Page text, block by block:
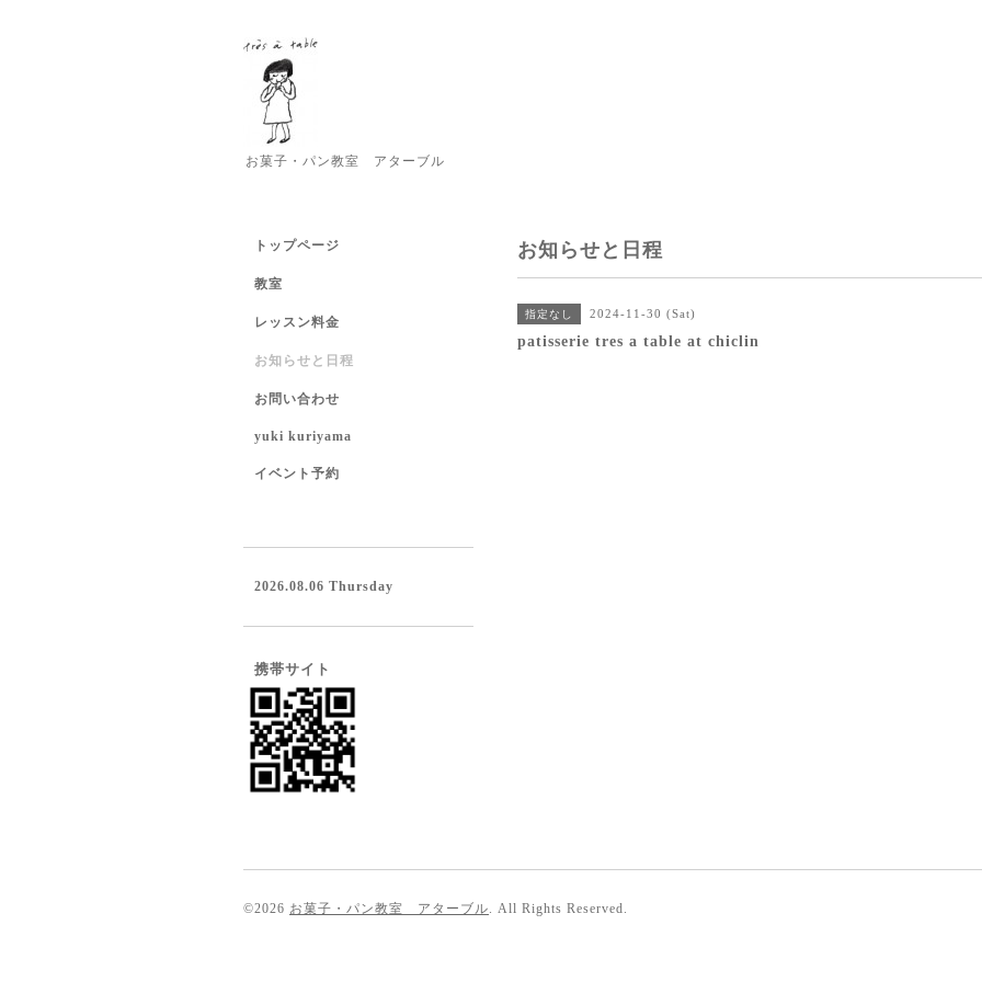
お菓子・パン教室 アターブル
お知らせと日程
指定なし 2024-11-30 (Sat)
patisserie tres a table at chiclin
トップページ
教室
レッスン料金
お知らせと日程
お問い合わせ
yuki kuriyama
イベント予約
2026.08.06 Thursday
携帯サイト
©2026 お菓子・パン教室 アターブル. All Rights Reserved.